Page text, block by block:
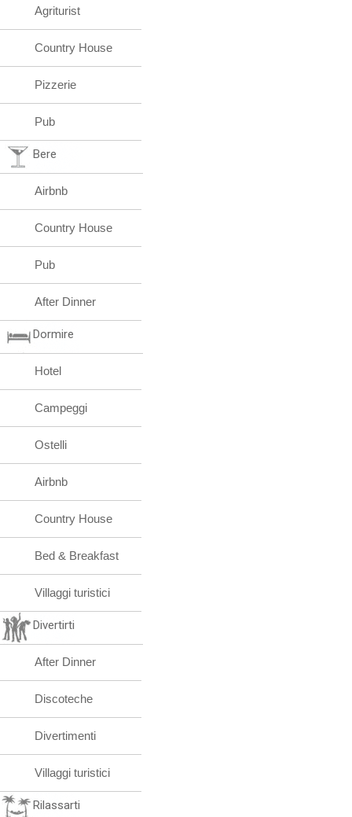
Agriturist
Country House
Pizzerie
Pub
Bere
Airbnb
Country House
Pub
After Dinner
Dormire
Hotel
Campeggi
Ostelli
Airbnb
Country House
Bed & Breakfast
Villaggi turistici
Divertirti
After Dinner
Discoteche
Divertimenti
Villaggi turistici
Rilassarti